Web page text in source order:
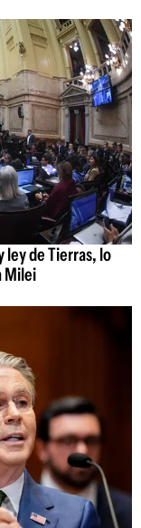
ley de Tierras, lo
Milei